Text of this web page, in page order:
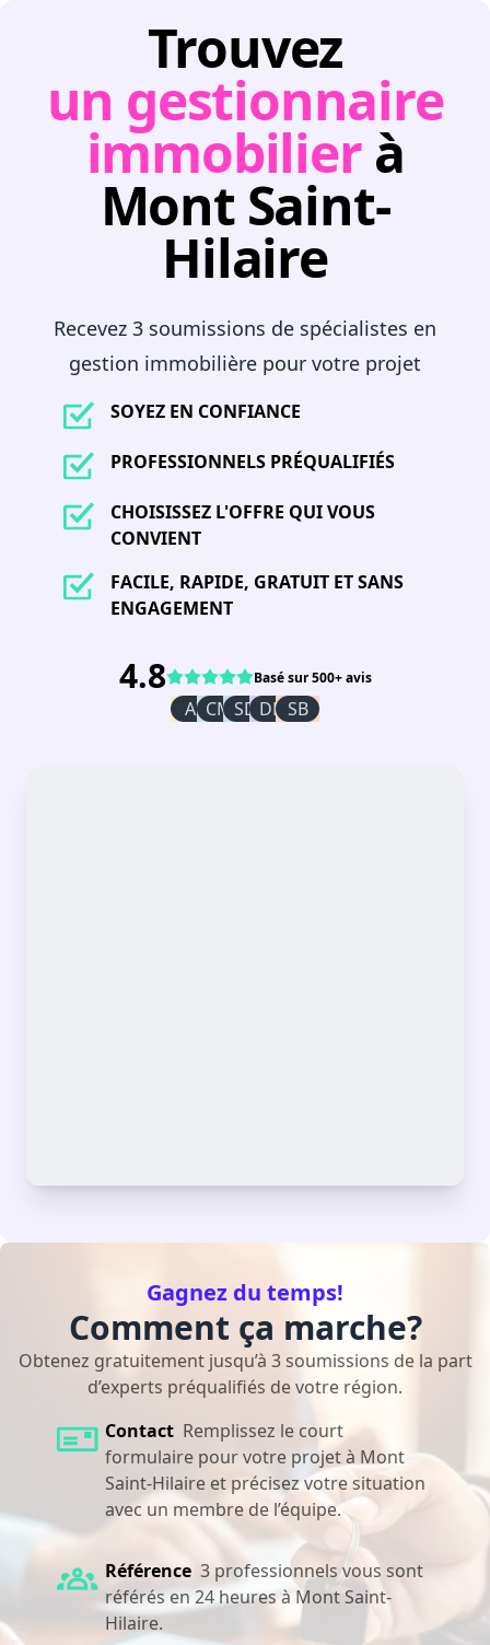
Trouvez
un gestionnaire
immobilier à
Mont Saint-
Hilaire
Recevez 3 soumissions de spécialistes en
gestion immobilière pour votre projet
SOYEZ EN CONFIANCE
PROFESSIONNELS PRÉQUALIFIÉS
CHOISISSEZ L'OFFRE QUI VOUS
CONVIENT
FACILE, RAPIDE, GRATUIT ET SANS
ENGAGEMENT
4.8 Basé sur 500+ avis
AI CM SD DR SB
Gagnez du temps!
Comment ça marche?
Obtenez gratuitement jusqu’à 3 soumissions de la part
d’experts préqualifiés de votre région.
Contact Remplissez le court
formulaire pour votre projet à Mont
Saint-Hilaire et précisez votre situation
avec un membre de l’équipe.
Référence 3 professionnels vous sont
référés en 24 heures à Mont Saint-
Hilaire.